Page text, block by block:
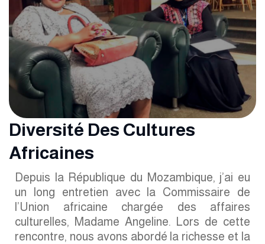
Diversité Des Cultures
Africaines
Depuis la République du Mozambique, j’ai eu
un long entretien avec la Commissaire de
l’Union africaine chargée des affaires
culturelles, Madame Angeline. Lors de cette
rencontre, nous avons abordé la richesse et la